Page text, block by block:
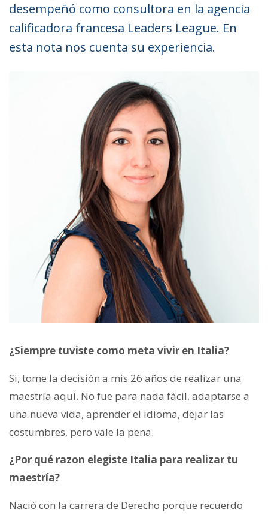
desempeñó como consultora en la agencia
calificadora francesa Leaders League. En
esta nota nos cuenta su experiencia.
¿Siempre tuviste como meta vivir en Italia?
Si, tome la decisión a mis 26 años de realizar una
maestría aquí. No fue para nada fácil, adaptarse a
una nueva vida, aprender el idioma, dejar las
costumbres, pero vale la pena.
¿Por qué razon elegiste Italia para realizar tu
maestría?
Nació con la carrera de Derecho porque recuerdo